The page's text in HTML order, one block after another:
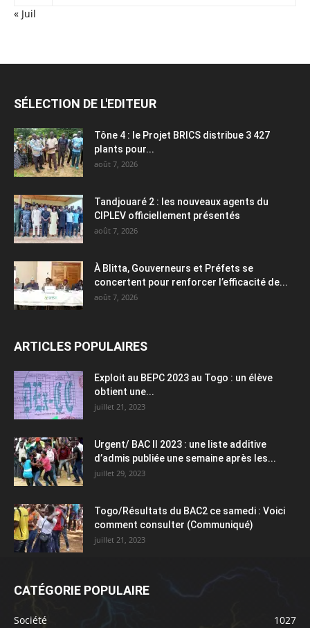
« Juil
SÉLECTION DE L'EDITEUR
Tône 4 : le Projet BRICS distribue 3 427
plants pour...
août 7, 2026
Tandjouaré 2 : les nouveaux agents du
CIPLEV officiellement présentés
août 7, 2026
À Blitta, Gouverneurs et Préfets se
concertent pour renforcer l’efficacité de...
août 7, 2026
ARTICLES POPULAIRES
Exploit au BEPC 2023 au Togo : un élève
obtient une...
juillet 21, 2023
Urgent/ BAC II 2023 : une liste additive
d’admis publiée une semaine après les...
juillet 29, 2023
Togo/Résultats du BAC2 ce samedi : Voici
comment consulter (Communiqué)
juillet 21, 2023
CATÉGORIE POPULAIRE
Société
1027